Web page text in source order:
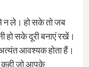
से न ले। हो सके तो जब
हो सके दूरी बनाएं रखें।
अत्यंत आवश्यक होता हैं।
कही जो आपके